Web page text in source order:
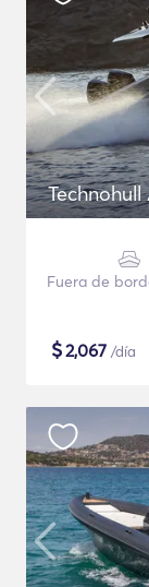
Fuera de
$2,067 /día